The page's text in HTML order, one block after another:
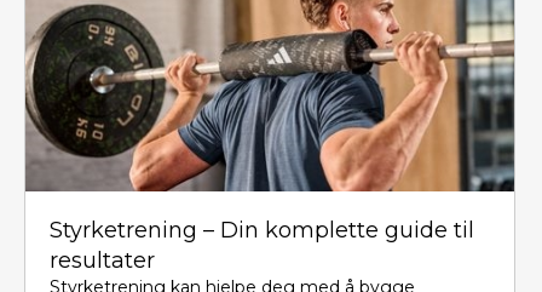
Styrketrening – Din komplette guide til
resultater
Styrketrening kan hjelpe deg med å bygge